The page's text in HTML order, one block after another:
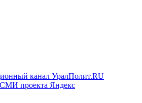
канал УралПолит.RU
СМИ проекта Яндекс